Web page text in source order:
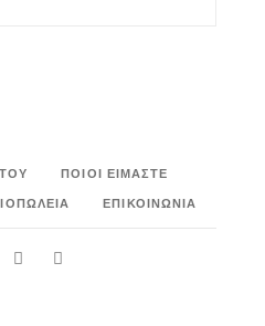
ΠΟΙΟΙ ΕΊΜΑΣΤΕ
ΕΠΙΚΟΙΝΩΝΊΑ